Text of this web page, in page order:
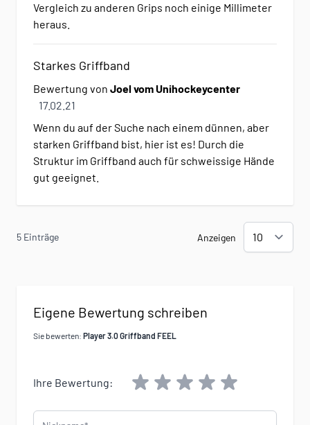
Vergleich zu anderen Grips noch einige Millimeter
heraus.
Starkes Griffband
Bewertung von Joel vom Unihockeycenter
17. Februar 2021
17.02.21
Wenn du auf der Suche nach einem dünnen, aber
starken Griffband bist, hier ist es! Durch die
Struktur im Griffband auch für schweissige Hände
gut geeignet.
5 Einträge Anzeigen
Eigene Bewertung schreiben
Sie bewerten: Player 3.0 Griffband FEEL
Ihre Bewertung:
Nickname